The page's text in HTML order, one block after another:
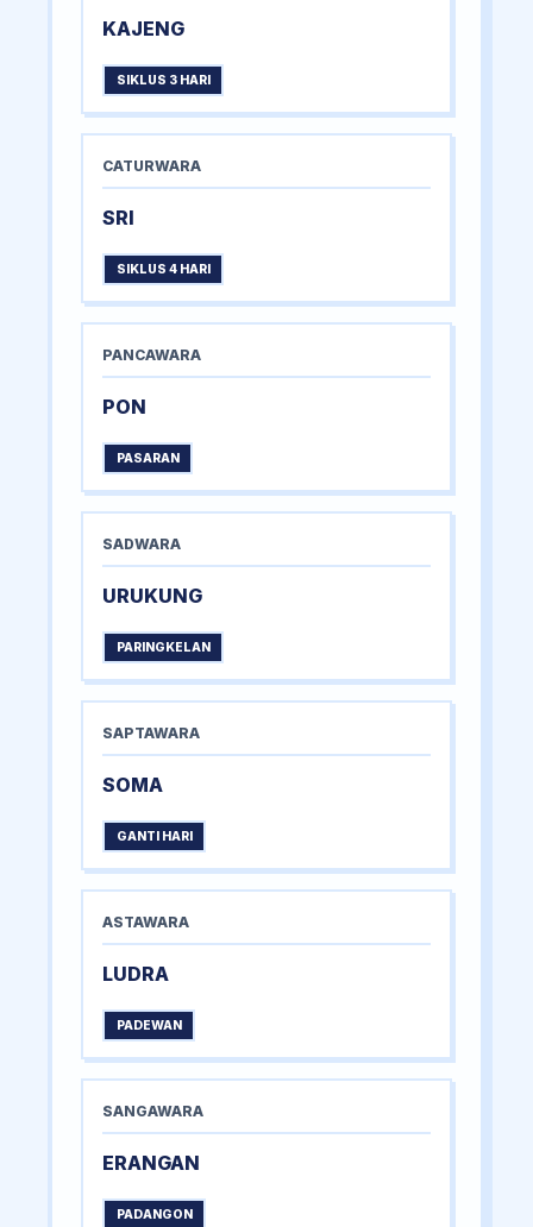
KAJENG
SIKLUS 3 HARI
CATURWARA
SRI
SIKLUS 4 HARI
PANCAWARA
PON
PASARAN
SADWARA
URUKUNG
PARINGKELAN
SAPTAWARA
SOMA
GANTI HARI
ASTAWARA
LUDRA
PADEWAN
SANGAWARA
ERANGAN
PADANGON